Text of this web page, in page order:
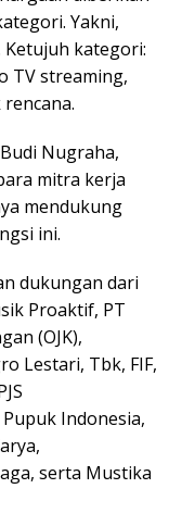
Yakni,
Ketujuh kategori:
TV streaming,
Nugraha,
mitra kerja
mendukung
ini.
dukungan dari
Proaktif, PT
(OJK),
Lestari, Tbk, FIF,
Indonesia,
serta Mustika